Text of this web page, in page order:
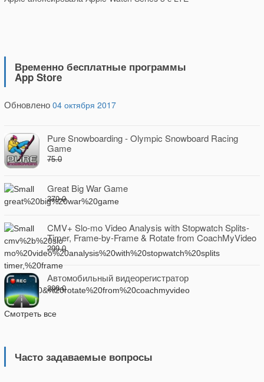
Временно бесплатные программы
App Store
Обновлено 04 октября 2017
Pure Snowboarding - Olympic Snowboard Racing
Game
75.0
Great Big War Game
379.0
CMV+ Slo-mo Video Analysis with Stopwatch Splits-
Timer, Frame-by-Frame & Rotate from CoachMyVideo
299.0
Автомобильный видеорегистратор
299.0
Смотреть все
Часто задаваемые вопросы